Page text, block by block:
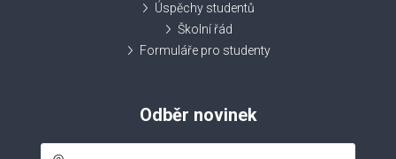
Úspěchy studentů
Školní řád
Formuláře pro studenty
Odběr novinek